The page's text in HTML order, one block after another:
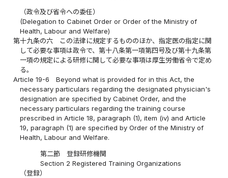
（政令及び省令への委任）
(Delegation to Cabinet Order or Order of the Ministry of
Health, Labour and Welfare)
第十九条の六
この法律に規定するもののほか、指定医の指定に関
して必要な事項は政令で、第十八条第一項第四号及び第十九条第
一項の規定による研修に関して必要な事項は厚生労働省令で定め
る。
Article 19-6
Beyond what is provided for in this Act, the
necessary particulars regarding the designated physician's
designation are specified by Cabinet Order, and the
necessary particulars regarding the training course
prescribed in Article 18, paragraph (1), item (iv) and Article
19, paragraph (1) are specified by Order of the Ministry of
Health, Labour and Welfare.
第二節 登録研修機関
Section 2 Registered Training Organizations
（登録）